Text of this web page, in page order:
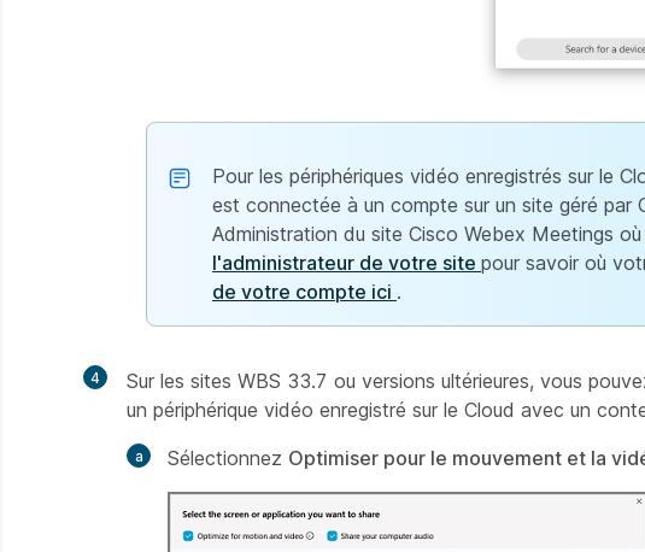
Pour les périphériques vidéo enregistrés sur le
est connectée à un compte sur un site géré par
Administration du site Cisco Webex Meetings
l'administrateur de votre site pour savoir où
de votre compte ici .
4
Sur les sites WBS 33.7 ou versions ultérieures, vous
un périphérique vidéo enregistré sur le Cloud avec un
Sélectionnez Optimiser pour le mouvement et la